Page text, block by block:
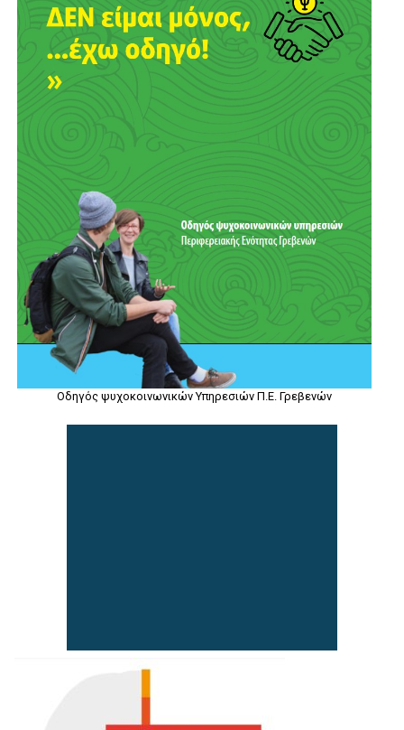
Οδηγός ψυχοκοινωνικών Υπηρεσιών Π.Ε. Γρεβενών